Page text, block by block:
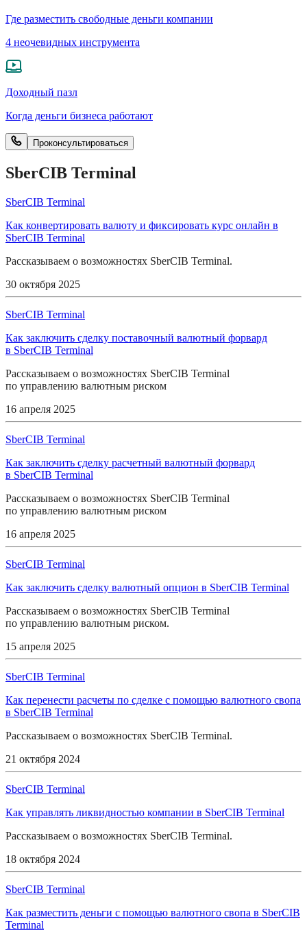
Где разместить свободные деньги компании
4 неочевидных инструмента
Доходный пазл
Когда деньги бизнеса работают
Проконсультироваться
SberCIB Terminal
SberCIB Terminal
Как конвертировать валюту и фиксировать курс онлайн в
SberCIB Terminal
Рассказываем о возможностях SberCIB Terminal.
30 октября 2025
SberCIB Terminal
Как заключить сделку поставочный валютный форвард
в SberCIB Terminal
Рассказываем о возможностях SberCIB Terminal
по управлению валютным риском
16 апреля 2025
SberCIB Terminal
Как заключить сделку расчетный валютный форвард
в SberCIB Terminal
Рассказываем о возможностях SberCIB Terminal
по управлению валютным риском
16 апреля 2025
SberCIB Terminal
Как заключить сделку валютный опцион в SberCIB Terminal
Рассказываем о возможностях SberCIB Terminal
по управлению валютным риском.
15 апреля 2025
SberCIB Terminal
Как перенести расчеты по сделке с помощью валютного свопа
в SberCIB Terminal
Рассказываем о возможностях SberCIB Terminal.
21 октября 2024
SberCIB Terminal
Как управлять ликвидностью компании в SberCIB Terminal
Рассказываем о возможностях SberCIB Terminal.
18 октября 2024
SberCIB Terminal
Как разместить деньги с помощью валютного свопа в SberCIB
Terminal